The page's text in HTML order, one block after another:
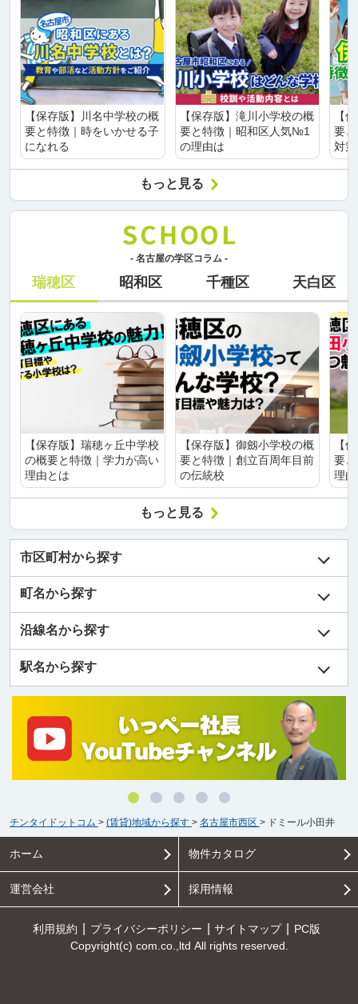
【保存版】川名中学校の概
要と特徴｜時をいかせる子
になれる
【保存版】滝川小学校の概
要と特徴｜昭和区人気№1
の理由は
【
要
対
もっと見る
- 名古屋の学区コラム -
瑞穂区 昭和区 千種区 天白区
【保存版】瑞穂ヶ丘中学校
の概要と特徴｜学力が高い
理由とは
【保存版】御劔小学校の概
要と特徴｜創立百周年目前
の伝統校
【
要
理
もっと見る
市区町村から探す
町名から探す
沿線名から探す
駅名から探す
チンタイドットコム > (賃貸)地域から探す > 名古屋市西区 > ドミール小田井
ホーム 物件カタログ
運営会社 採用情報
利用規約 プライバシーポリシー サイトマップ
PC版
Copyright(c) com.co.,ltd All rights reserved.